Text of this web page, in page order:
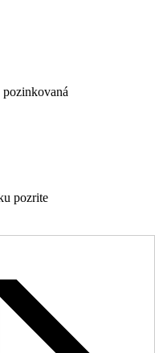
pozrite